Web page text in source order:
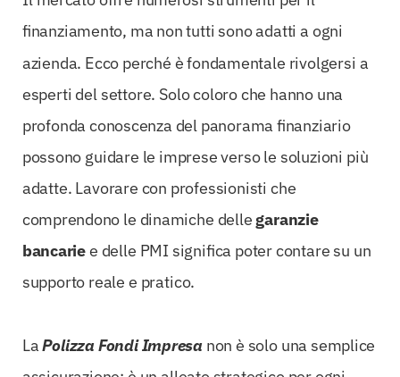
finanziamento, ma non tutti sono adatti a ogni
azienda. Ecco perché è fondamentale rivolgersi a
esperti del settore. Solo coloro che hanno una
profonda conoscenza del panorama finanziario
possono guidare le imprese verso le soluzioni più
adatte. Lavorare con professionisti che
comprendono le dinamiche dellegaranzie
bancariee delle PMI significa poter contare su un
supporto reale e pratico.
LaPolizza Fondi Impresanon è solo una semplice